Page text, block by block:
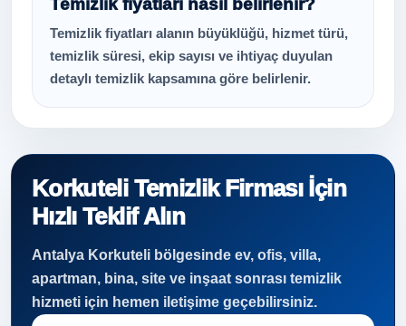
Temizlik fiyatları nasıl belirlenir?
Temizlik fiyatları alanın büyüklüğü, hizmet türü,
temizlik süresi, ekip sayısı ve ihtiyaç duyulan
detaylı temizlik kapsamına göre belirlenir.
Korkuteli Temizlik Firması İçin
Hızlı Teklif Alın
Antalya Korkuteli bölgesinde ev, ofis, villa,
apartman, bina, site ve inşaat sonrası temizlik
hizmeti için hemen iletişime geçebilirsiniz.